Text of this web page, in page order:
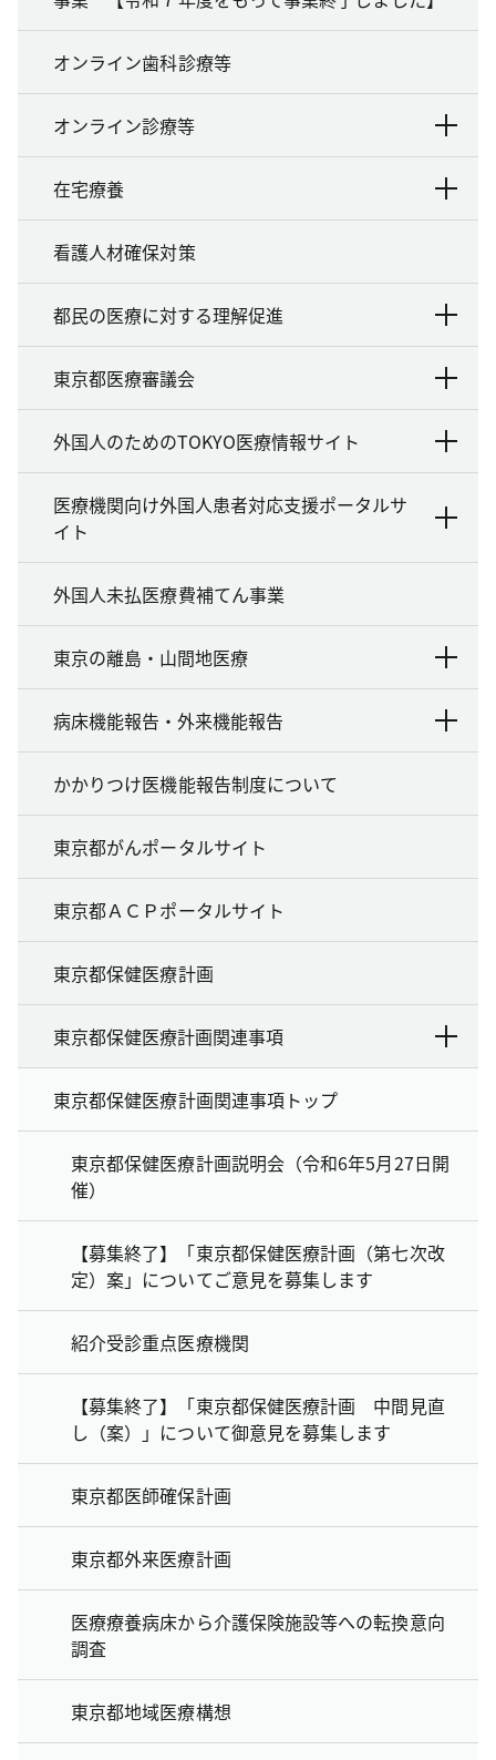
オンライン歯科診療等
オンライン診療等
在宅療養
看護人材確保対策
都民の医療に対する理解促進
東京都医療審議会
外国人のためのTOKYO医療情報サイト
医療機関向け外国人患者対応支援ポータルサ
イト
外国人未払医療費補てん事業
東京の離島・山間地医療
病床機能報告・外来機能報告
かかりつけ医機能報告制度について
東京都がんポータルサイト
東京都ＡＣＰポータルサイト
東京都保健医療計画
東京都保健医療計画関連事項
東京都保健医療計画関連事項トップ
東京都保健医療計画説明会（令和6年5月27日開
催）
【募集終了】「東京都保健医療計画（第七次改
定）案」についてご意見を募集します
紹介受診重点医療機関
【募集終了】「東京都保健医療計画 中間見直
し（案）」について御意見を募集します
東京都医師確保計画
東京都外来医療計画
医療療養病床から介護保険施設等への転換意向
調査
東京都地域医療構想